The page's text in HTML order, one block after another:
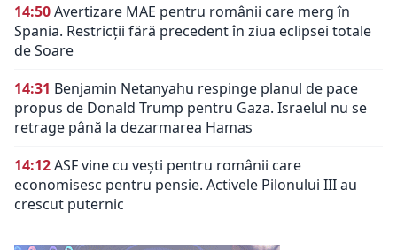
14:50Avertizare MAE pentru românii care merg în
Spania. Restricții fără precedent în ziua eclipsei totale
de Soare
14:31 Benjamin Netanyahu respinge planul de pace
propus de Donald Trump pentru Gaza. Israelul nu se
retrage până la dezarmarea Hamas
14:12ASF vine cu vești pentru românii care
economisesc pentru pensie. Activele Pilonului III au
crescut puternic